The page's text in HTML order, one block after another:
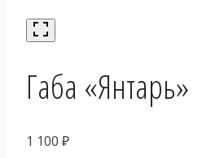
Габа «Янтарь»
1 100 ₽